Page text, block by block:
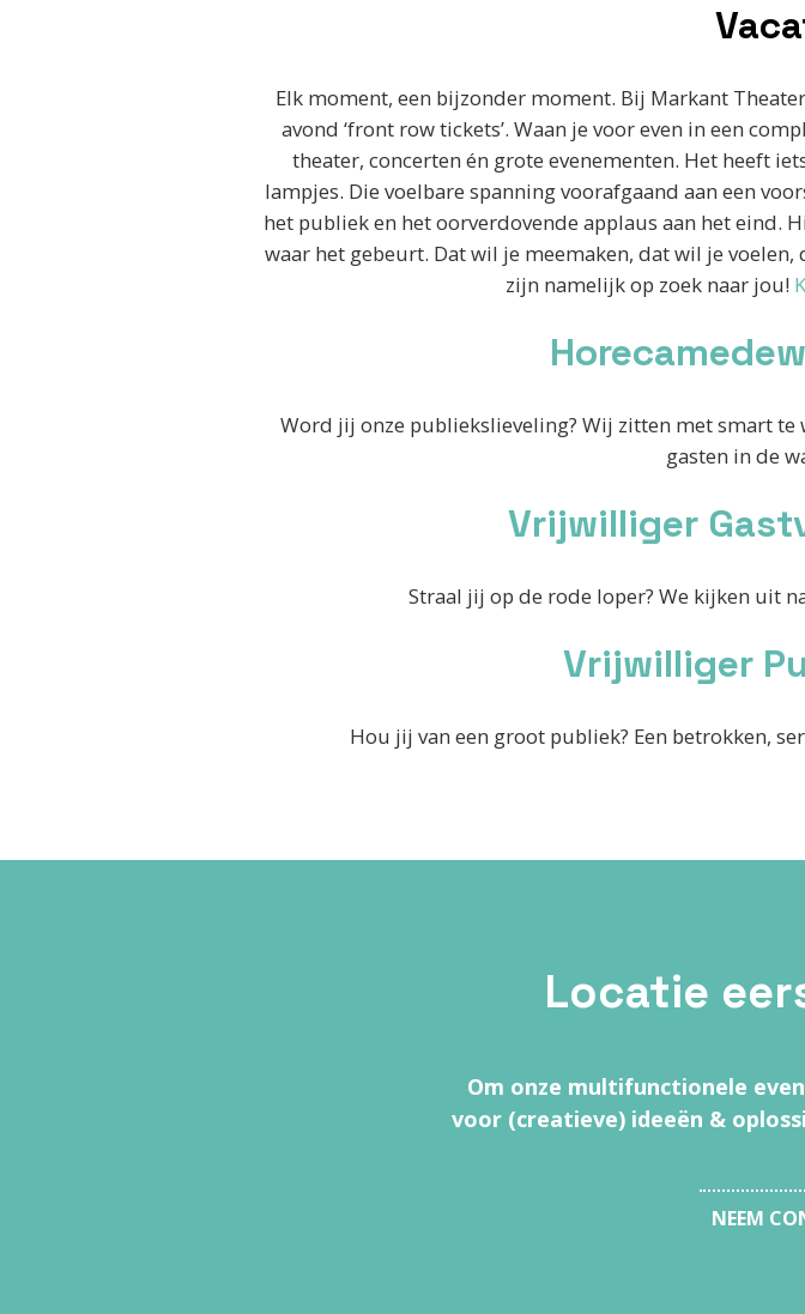
Elk moment, een bijzonder moment. Bij Markant
avond ‘front row tickets’. Waan je voor even in een
theater, concerten én grote evenementen. Het heeft
lampjes. Die voelbare spanning voorafgaand aan een
het publiek en het oorverdovende applaus aan het eind.
waar het gebeurt. Dat wil je meemaken, dat wil je
zijn namelijk op zoek naar jou!
Word jij onze publiekslieveling? Wij zitten met smart te
gasten in de
Vrijwilliger
Straal jij op de rode loper? We kijken uit
Vrijwilliger
Hou jij van een groot publiek? Een betrokken,
Locatie
Om onze multifunctionele
voor (creatieve) ideeën &
NEEM